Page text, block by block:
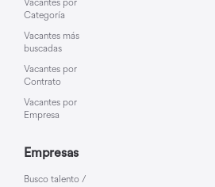
Vacantes por
Categoría
Vacantes más
buscadas
Vacantes por
Contrato
Vacantes por
Empresa
Empresas
Busco talento /